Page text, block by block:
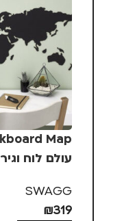
עולם לוח וגיר
SWAGG
₪319